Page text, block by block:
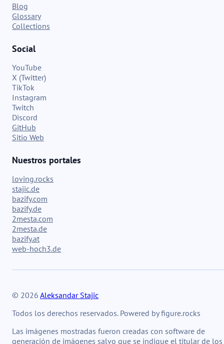
Blog
Glossary
Collections
Social
YouTube
X (Twitter)
TikTok
Instagram
Twitch
Discord
GitHub
Sitio Web
Nuestros portales
loving.rocks
stajic.de
bazify.com
bazify.de
2mesta.com
2mesta.de
bazify.at
web-hoch3.de
© 2026 Aleksandar Stajic
Todos los derechos reservados. Powered by figure.rocks
Las imágenes mostradas fueron creadas con software de
generación de imágenes salvo que se indique el titular de los